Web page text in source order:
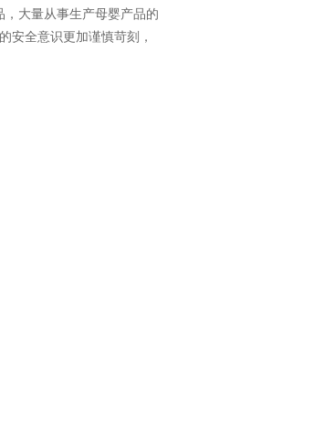
大量从事生产母婴产品的
安全意识更加谨慎苛刻，